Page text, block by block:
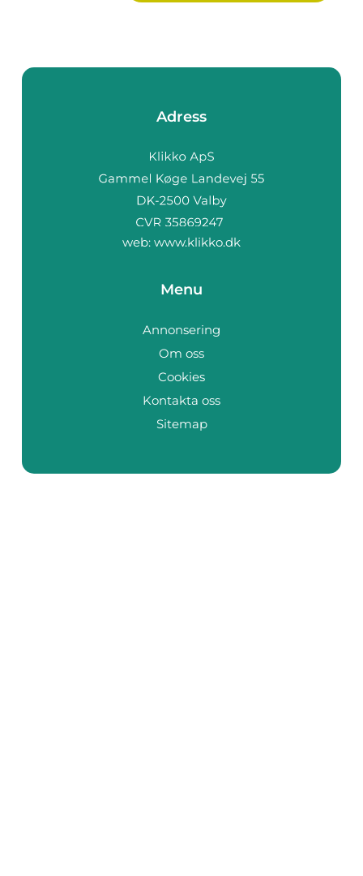
Adress
web: www.klikko.dk
Menu
Annonsering
Om oss
Cookies
Kontakta oss
Sitemap